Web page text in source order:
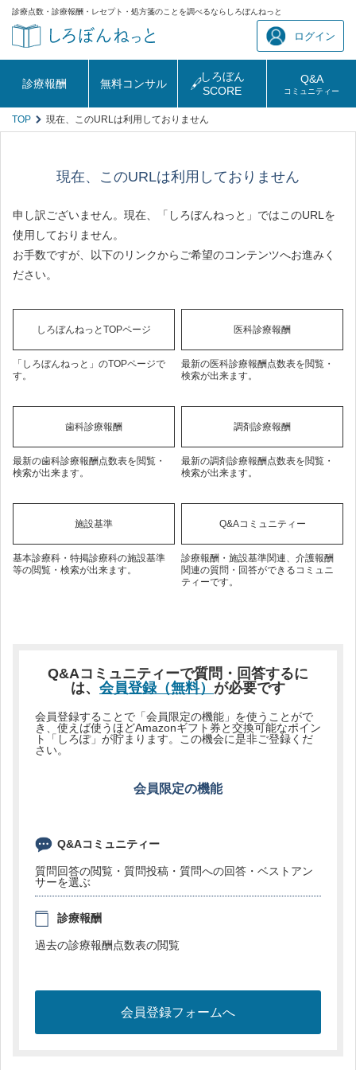
診療点数・診療報酬・レセプト・処方箋のことを調べるならしろぼんねっと
ログイン
診療報酬 無料コンサル
しろぼん
SCORE
Q&A
コミュニティー
TOP 現在、このURLは利用しておりません
現在、このURLは利用しておりません
申し訳ございません。現在、「しろぼんねっと」ではこのURLを
使用しておりません。
お手数ですが、以下のリンクからご希望のコンテンツへお進みく
ださい。
しろぼんねっとTOPページ
「しろぼんねっと」のTOPページで
す。
医科診療報酬
最新の医科診療報酬点数表を閲覧・
検索が出来ます。
歯科診療報酬
最新の歯科診療報酬点数表を閲覧・
検索が出来ます。
調剤診療報酬
最新の調剤診療報酬点数表を閲覧・
検索が出来ます。
施設基準
基本診療科・特掲診療科の施設基準
等の閲覧・検索が出来ます。
Q&Aコミュニティー
診療報酬・施設基準関連、介護報酬
関連の質問・回答ができるコミュニ
ティーです。
Q&Aコミュニティーで質問・回答するに
は、 会員登録（無料） が必要です
会員登録することで「会員限定の機能」を使うことがで
き、使えば使うほどAmazonギフト券と交換可能なポイン
ト「しろぽ」が貯まります。この機会に是非ご登録くだ
さい。
会員限定の機能
Q&Aコミュニティー
質問回答の閲覧・質問投稿・質問への回答・ベストアン
サーを選ぶ
診療報酬
過去の診療報酬点数表の閲覧
会員登録フォームへ